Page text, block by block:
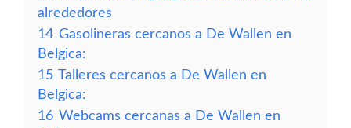
alrededores
14 Gasolineras cercanos a De Wallen en
Belgica:
15 Talleres cercanos a De Wallen en
Belgica:
16 Webcams cercanas a De Wallen en